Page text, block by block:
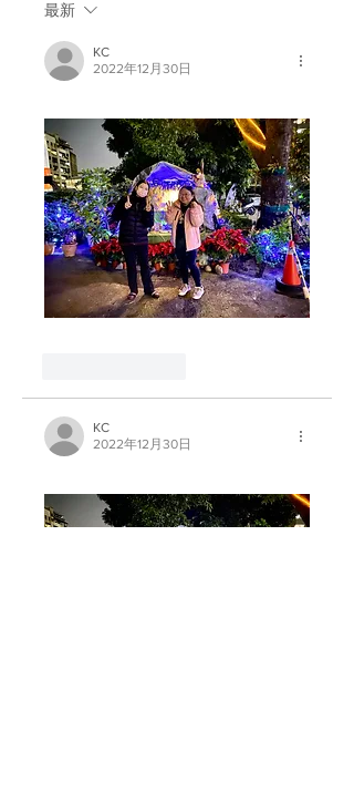
最新
KC
2022年12月30日
KC
2022年12月30日